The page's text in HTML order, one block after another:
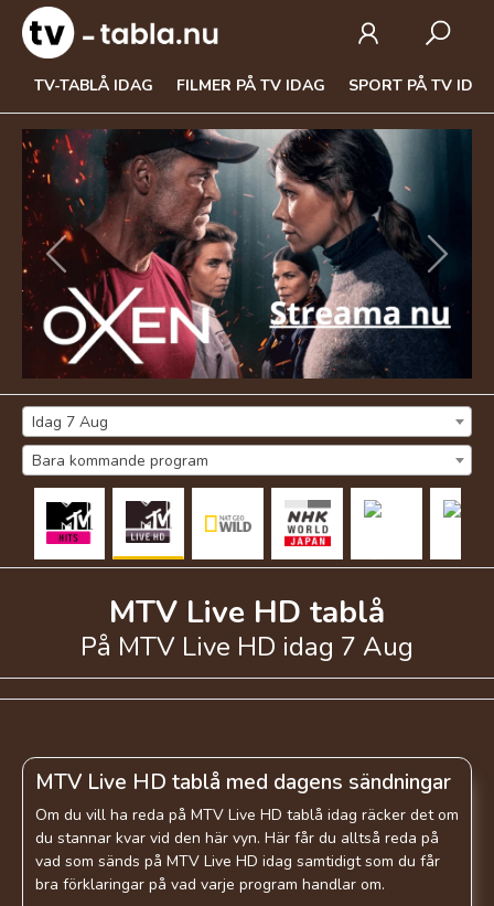
TV-TABLÅ IDAG FILMER PÅ TV IDAG SPORT PÅ TV
Previous Next
Idag 7 Aug
Bara kommande program
MTV Live HD tablå
På MTV Live HD idag 7 Aug
MTV Live HD tablå med dagens sändningar
Om du vill ha reda på MTV Live HD tablå idag räcker det om
du stannar kvar vid den här vyn. Här får du alltså reda på
vad som sänds på MTV Live HD idag samtidigt som du får
bra förklaringar på vad varje program handlar om.